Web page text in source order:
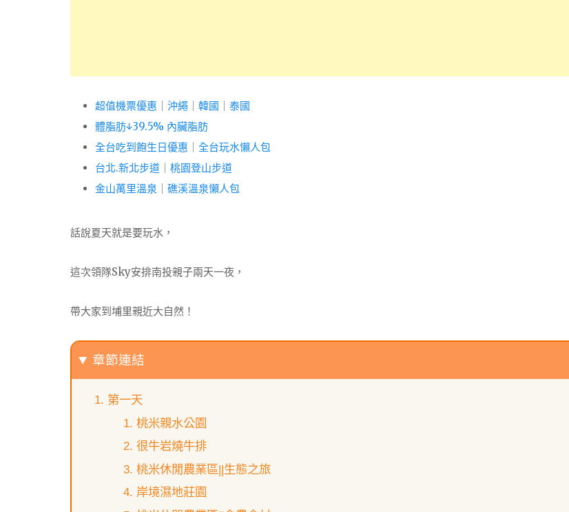
超值機票優惠 沖繩 韓國
泰國
體脂肪↓39.5% 內臟脂肪
全台吃到飽生日優惠
全台玩水懶人包
台北.新北步道
桃園登山步道
金山萬里溫泉
礁溪溫泉懶人包
話說夏天就是要玩水，
這次領隊Sky安排南投親子兩天一夜，
帶大家到埔里親近大自然！
章節連結
第一天
桃米親水公園
很牛岩燒牛排
桃米休閒農業區||生態之旅
岸境濕地莊園